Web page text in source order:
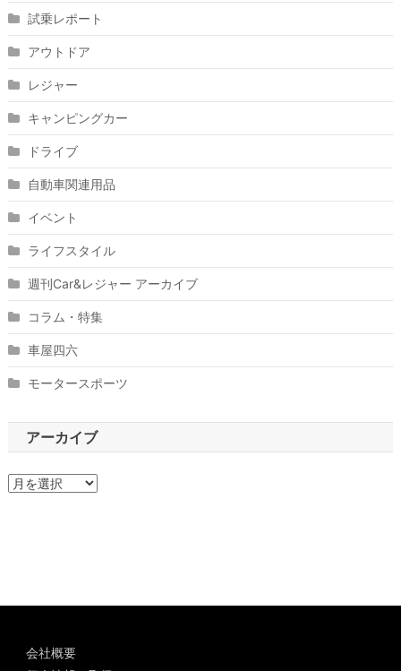
試乗レポート
アウトドア
レジャー
キャンピングカー
ドライブ
自動車関連用品
イベント
ライフスタイル
週刊Car&レジャー アーカイブ
コラム・特集
車屋四六
モータースポーツ
アーカイブ
ア
会社概要